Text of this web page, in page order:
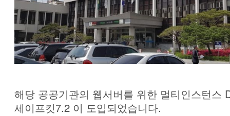
해당 공공기관의 웹서버를 위한 멀티인스턴스
세이프킷7.2 이 도입되었습니다.